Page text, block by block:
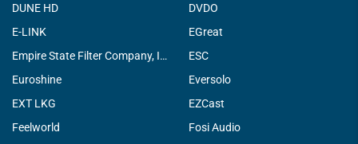
DUNE HD
DVDO
E-LINK
EGreat
Empire State Filter Company, INC.
ESC
Euroshine
Eversolo
EXT LKG
EZCast
Feelworld
Fosi Audio